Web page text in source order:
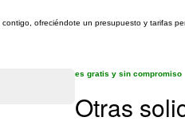
ofreciéndote un presupuesto y tarifas
es gratis y sin compromiso
Otras